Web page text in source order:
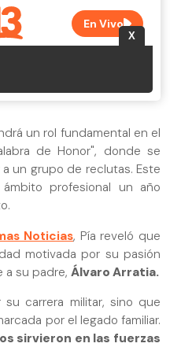
un rol fundamental en el
de Honor", donde se
un grupo de reclutas. Este
profesional un año
Noticias, Pía reveló que
motivada por su pasión
a su padre, Álvaro Arratia.
carrera militar, sino que
por el legado familiar.
sirvieron en las fuerzas